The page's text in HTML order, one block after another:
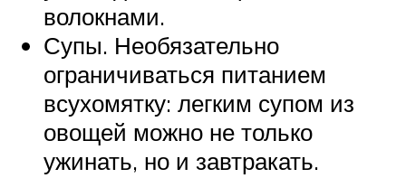
волокнами.
Супы. Необязательно
ограничиваться питанием
всухомятку: легким супом из
овощей можно не только
ужинать, но и завтракать.